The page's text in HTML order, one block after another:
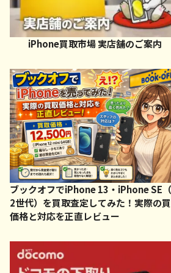
iPhone買取市場 実店舗のご案内
ブックオフでiPhone 13・iPhone SE
2世代）を買取査定してみた！実際の
価格と対応を正直レビュー